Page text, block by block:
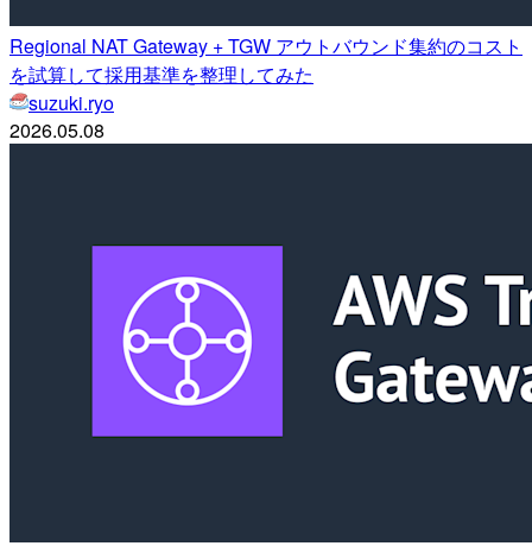
Regional NAT Gateway + TGW アウトバウンド集約のコスト
を試算して採用基準を整理してみた
suzuki.ryo
2026.05.08